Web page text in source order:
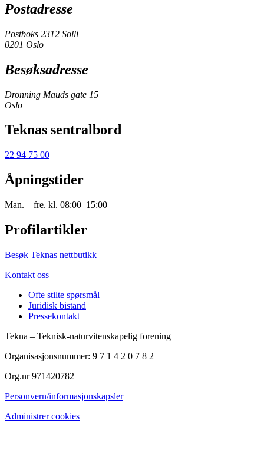
Postadresse
Postboks 2312 Solli
0201 Oslo
Besøksadresse
Dronning Mauds gate 15
Oslo
Teknas sentralbord
22 94 75 00
Åpningstider
Man. – fre. kl. 08:00–15:00
Profilartikler
Besøk Teknas nettbutikk
Kontakt oss
Ofte stilte spørsmål
Juridisk bistand
Pressekontakt
Tekna – Teknisk-naturvitenskapelig forening
Organisasjonsnummer: 9 7 1 4 2 0 7 8 2
Org.nr 971420782
Personvern/informasjonskapsler
Administrer cookies